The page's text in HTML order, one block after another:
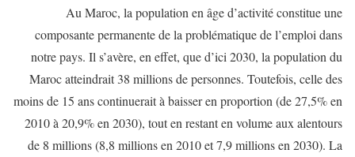
Au Maroc, la population en âge d’activité constitue une
composante permanente de la problématique de l’emploi dans
notre pays. Il s’avère, en effet, que d’ici 2030, la population du
Maroc atteindrait 38 millions de personnes. Toutefois, celle des
moins de 15 ans continuerait à baisser en proportion (de 27,5% en
2010 à 20,9% en 2030), tout en restant en volume aux alentours
de 8 millions (8,8 millions en 2010 et 7,9 millions en 2030). La